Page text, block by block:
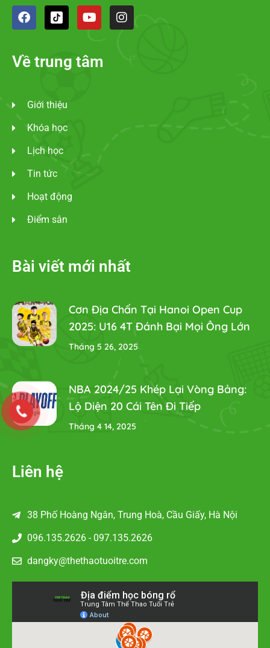
Về trung tâm
Giới thiệu
Khóa học
Lịch học
Tin tức
Hoạt động
Điểm sân
Bài viết mới nhất
Cơn Địa Chấn Tại Hanoi Open Cup
2025: U16 4T Đánh Bại Mọi Ông Lớn
Tháng 5 26, 2025
NBA 2024/25 Khép Lại Vòng Bảng:
Lộ Diện 20 Cái Tên Đi Tiếp
Tháng 4 14, 2025
Liên hệ
38 Phố Hoàng Ngân, Trung Hoà, Cầu Giấy, Hà Nội
096.135.2626 - 097.135.2626
dangky@thethaotuoitre.com